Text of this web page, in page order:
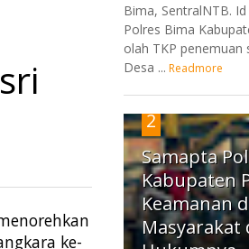
ke-
Bima, SentralNTB.
Polres Bima
olah TKP penemuan
Desa ... Readmore
2
Samapta
Kabupaten
Keamanan
Masyarakat